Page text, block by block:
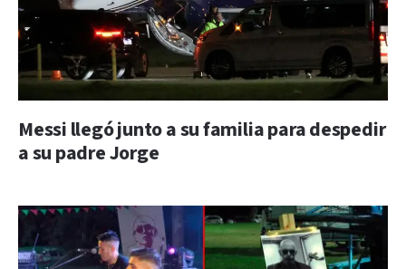
Messi llegó junto a su familia para despedir
a su padre Jorge